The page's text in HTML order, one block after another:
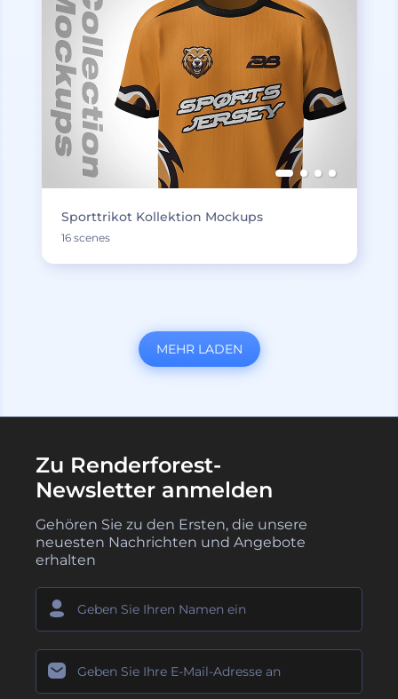
Sporttrikot Kollektion Mockups
16 scenes
MEHR LADEN
Zu Renderforest-
Newsletter anmelden
Gehören Sie zu den Ersten, die unsere
neuesten Nachrichten und Angebote
erhalten